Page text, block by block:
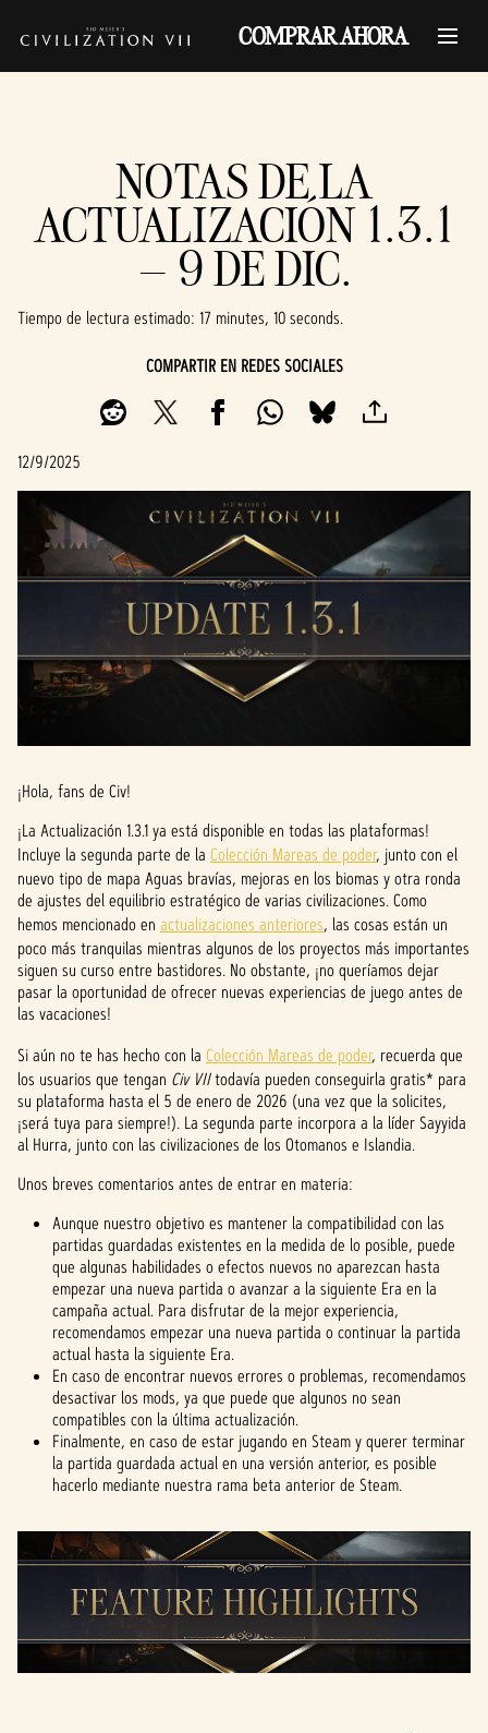
COMPRAR AHORA
NOTAS DE LA
ACTUALIZACIÓN 1.3.1
– 9 DE DIC.
Tiempo de lectura estimado 17 minutes, 10 seconds
COMPARTIR EN REDES SOCIALES
12/9/2025
¡Hola, fans de Civ!
¡La Actualización 1.3.1 ya está disponible en todas las plataformas!
Incluye la segunda parte de la Colección Mareas de poder, junto con el
nuevo tipo de mapa Aguas bravías, mejoras en los biomas y otra ronda
de ajustes del equilibrio estratégico de varias civilizaciones. Como
hemos mencionado en actualizaciones anteriores, las cosas están un
poco más tranquilas mientras algunos de los proyectos más importantes
siguen su curso entre bastidores. No obstante, ¡no queríamos dejar
pasar la oportunidad de ofrecer nuevas experiencias de juego antes de
las vacaciones!
Si aún no te has hecho con la Colección Mareas de poder, recuerda que
los usuarios que tengan Civ VIItodavía pueden conseguirla gratis* para
su plataforma hasta el 5 de enero de 2026 (una vez que la solicites,
¡será tuya para siempre!). La segunda parte incorpora a la líder Sayyida
al Hurra, junto con las civilizaciones de los Otomanos e Islandia.
Unos breves comentarios antes de entrar en materia:
Aunque nuestro objetivo es mantener la compatibilidad con las
partidas guardadas existentes en la medida de lo posible, puede
que algunas habilidades o efectos nuevos no aparezcan hasta
empezar una nueva partida o avanzar a la siguiente Era en la
campaña actual. Para disfrutar de la mejor experiencia,
recomendamos empezar una nueva partida o continuar la partida
actual hasta la siguiente Era.
En caso de encontrar nuevos errores o problemas, recomendamos
desactivar los mods, ya que puede que algunos no sean
compatibles con la última actualización.
Finalmente, en caso de estar jugando en Steam y querer terminar
la partida guardada actual en una versión anterior, es posible
hacerlo mediante nuestra rama beta anterior de Steam.